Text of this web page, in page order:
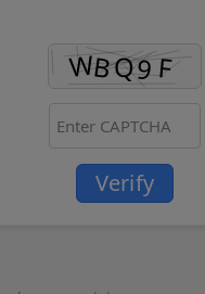
Verify